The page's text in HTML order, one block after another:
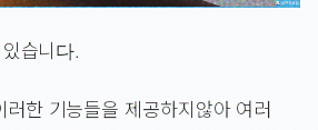
습니다.
한 기능들을 제공하지않아 여러